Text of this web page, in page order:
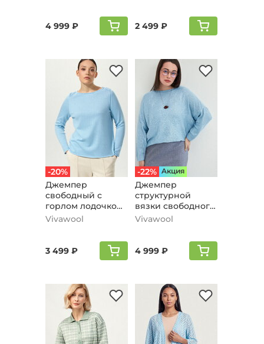
4 999 ₽ 2 499 ₽
-20%
Джемпер
свободный с
горлом лодочкой,
голубой
Vivawool
3 499 ₽
-22% Aкция
Джемпер
структурной
вязки свободного
силуэта, голубой
Vivawool
4 999 ₽